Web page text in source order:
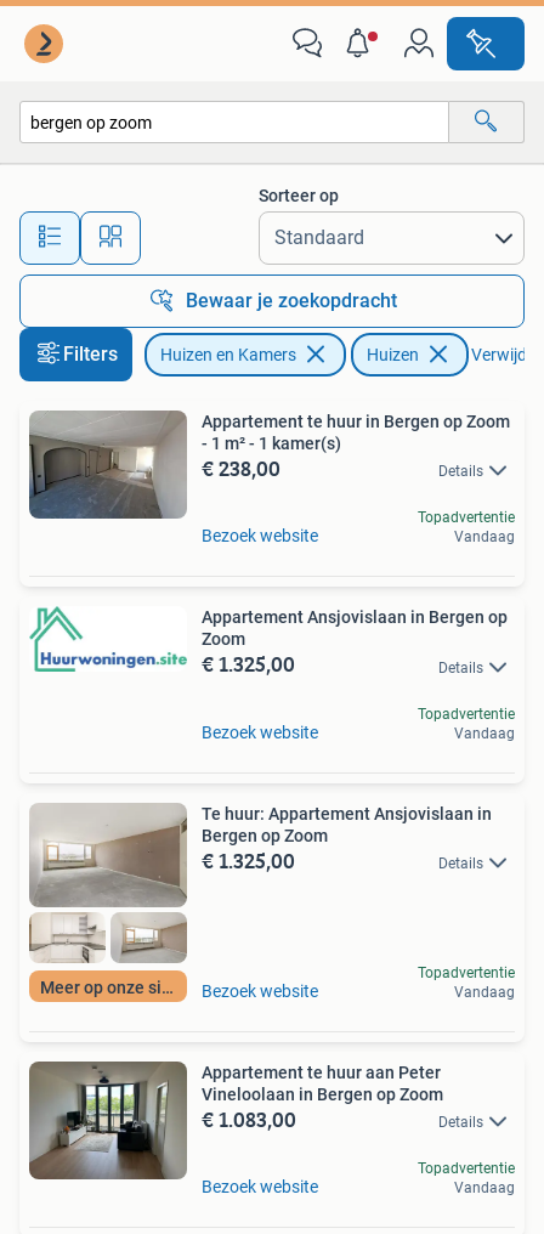
Alle afstanden…
Sorteer op
Bewaar je zoekopdracht
Filters Huizen en Kamers Huizen
Appartement te huur in Bergen op Zoom
- 1 m² - 1 kamer(s)
€ 238,00 Details
Bezoek website
Topadvertentie
Vandaag
Appartement Ansjovislaan in Bergen op
Zoom
€ 1.325,00 Details
Bezoek website
Topadvertentie
Vandaag
Meer op onze site
Te huur: Appartement Ansjovislaan in
Bergen op Zoom
€ 1.325,00 Details
Bezoek website
Topadvertentie
Vandaag
Appartement te huur aan Peter
Vineloolaan in Bergen op Zoom
€ 1.083,00 Details
Bezoek website
Topadvertentie
Vandaag